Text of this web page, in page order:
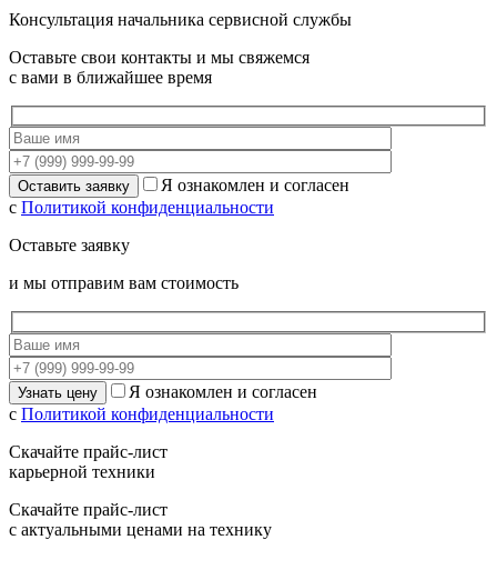
Консультация начальника сервисной службы
Оставьте свои контакты и мы свяжемся
с вами в ближайшее время
Я ознакомлен и согласен
с Политикой конфиденциальности
Оставьте заявку
и мы отправим вам стоимость
Я ознакомлен и согласен
с Политикой конфиденциальности
Скачайте прайс-лист
карьерной техники
Скачайте прайс-лист
с актуальными ценами на технику